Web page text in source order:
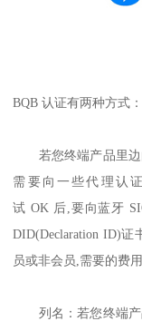
BQB 认证有两种方式
若您终端产品里边
需要向一些代理认
试 OK 后,要向蓝牙
DID(Declaration ID)
员或非会员,需要的费
列名：若您终端产